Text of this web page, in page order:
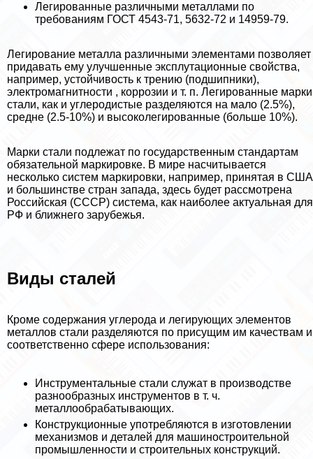
Легированные различными металлами по
требованиям ГОСТ 4543-71, 5632-72 и 14959-79.
Легирование металла различными элементами позволяет
придавать ему улучшенные эксплутационные свойства,
например, устойчивость к трению (подшипники),
электромагнитности , коррозии и т. п. Легированные марки
стали, как и углеродистые разделяются на мало (2.5%),
средне (2.5-10%) и высоколегированные (больше 10%).
Марки стали подлежат по государственным стандартам
обязательной маркировке. В мире насчитывается
несколько систем маркировки, например, принятая в США
и большинстве стран запада, здесь будет рассмотрена
Российская (СССР) система, как наиболее актуальная для
РФ и ближнего зарубежья.
Виды сталей
Кроме содержания углерода и легирующих элементов
металлов стали разделяются по присущим им качествам и
соответственно сфере использования:
Инструментальные стали служат в производстве
разнообразных инструментов в т. ч.
металлообpaбатывающих.
Конструкционные употрeбляются в изготовлении
механизмов и деталей для машиностроительной
промышленности и строительных конструкций.